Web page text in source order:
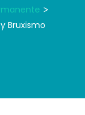
>
Bruxismo